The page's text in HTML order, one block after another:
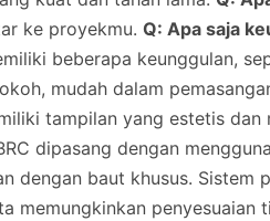
ke proyekmu. Q: Apa saja
beberapa keunggulan,
mudah dalam
tampilan yang estetis dan
dipasang dengan
dengan baut khusus. Sistem
memungkinkan penyesuaian